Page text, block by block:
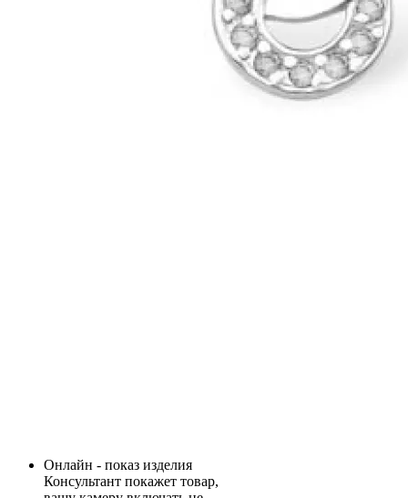
Онлайн - показ изделия
Консультант покажет товар,